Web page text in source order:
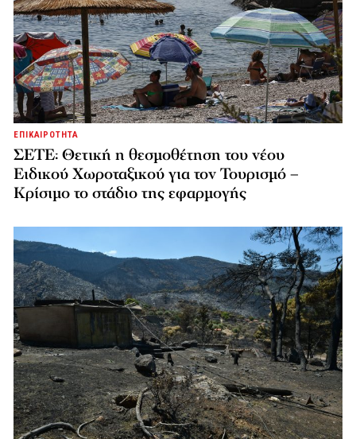
ΕΠΙΚΑΙΡΟΤΗΤΑ
ΣΕΤΕ: Θετική η θεσμοθέτηση του νέου
Ειδικού Χωροταξικού για τον Τουρισμό –
Κρίσιμο το στάδιο της εφαρμογής